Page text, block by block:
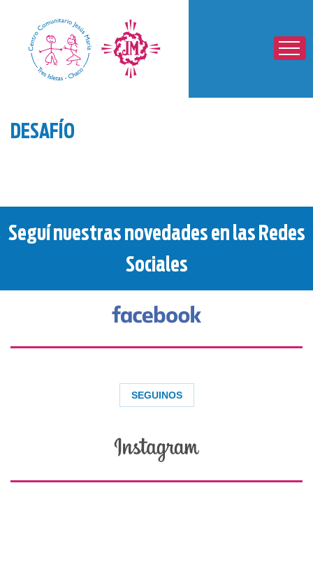
DESAFÍO
Seguí nuestras novedades en las Redes
Sociales
SEGUINOS